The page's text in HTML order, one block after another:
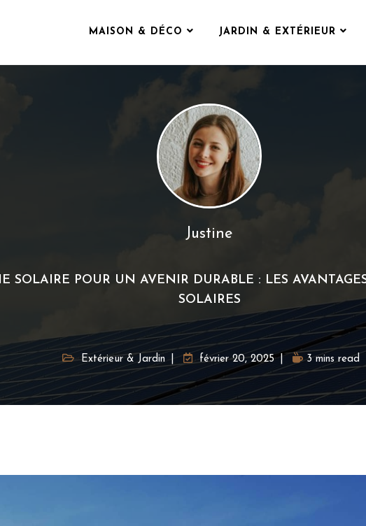
MAISON & DÉCO JARDIN & EXTÉRIEUR
Justine
SOLAIRE POUR UN AVENIR DURABLE : LES
SOLAIRES
Extérieur & Jardin février 20, 2025 3 mins read